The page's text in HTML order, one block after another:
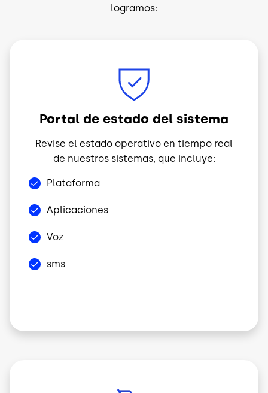
logramos:
Portal de estado del sistema
Revise el estado operativo en tiempo real
de nuestros sistemas, que incluye:
Plataforma
Aplicaciones
Voz
sms